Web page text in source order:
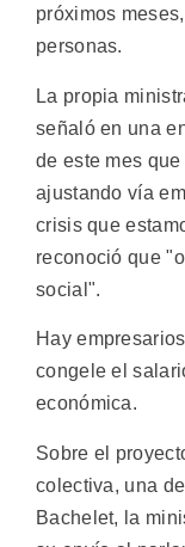
próximos
personas.
La propia
señaló en una
de este mes
ajustando vía
crisis que
reconoció que
social".
Hay
congele el
económica.
Sobre el
colectiva, una
Bachelet, la